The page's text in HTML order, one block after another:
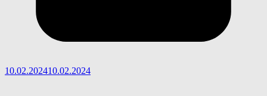
10.02.202410.02.2024